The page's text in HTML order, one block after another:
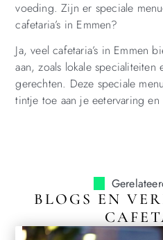
voeding. Zijn er speciale
cafetaria’s in Emmen?
Ja, veel cafetaria’s in Emmen
aan, zoals lokale specialiteiten
gerechten. Deze speciale
tintje toe aan je eetervaring
BLOGS EN